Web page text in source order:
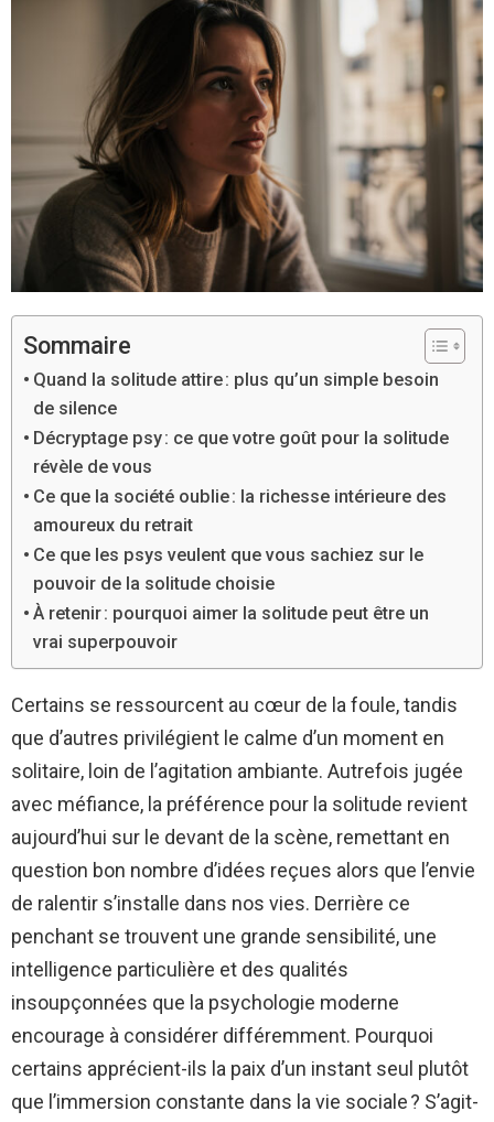
Sommaire
Quand la solitude attire : plus qu’un simple besoin
de silence
Décryptage psy : ce que votre goût pour la solitude
révèle de vous
Ce que la société oublie : la richesse intérieure des
amoureux du retrait
Ce que les psys veulent que vous sachiez sur le
pouvoir de la solitude choisie
À retenir : pourquoi aimer la solitude peut être un
vrai superpouvoir
Certains se ressourcent au cœur de la foule, tandis
que d’autres privilégient le calme d’un moment en
solitaire, loin de l’agitation ambiante. Autrefois jugée
avec méfiance, la préférence pour la solitude revient
aujourd’hui sur le devant de la scène, remettant en
question bon nombre d’idées reçues alors que l’envie
de ralentir s’installe dans nos vies. Derrière ce
penchant se trouvent une grande sensibilité, une
intelligence particulière et des qualités
insoupçonnées que la psychologie moderne
encourage à considérer différemment. Pourquoi
certains apprécient-ils la paix d’un instant seul plutôt
que l’immersion constante dans la vie sociale ? S’agit-